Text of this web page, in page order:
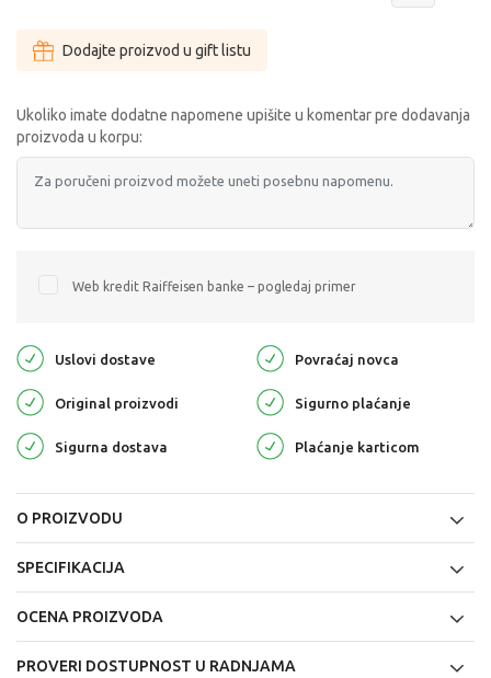
Dodajte proizvod u gift listu
Ukoliko imate dodatne napomene upišite u komentar pre dodavanja
proizvoda u korpu:
Web kredit Raiffeisen banke – pogledaj primer
Uslovi dostave Povraćaj novca
Original proizvodi Sigurno plaćanje
Sigurna dostava Plaćanje karticom
O PROIZVODU
SPECIFIKACIJA
OCENA PROIZVODA
PROVERI DOSTUPNOST U RADNJAMA